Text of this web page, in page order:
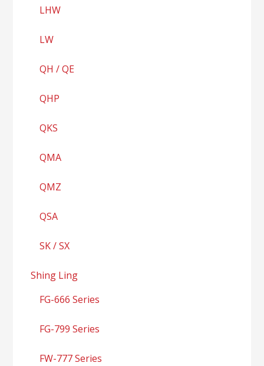
LHW
LW
QH / QE
QHP
QKS
QMA
QMZ
QSA
SK / SX
Shing Ling
FG-666 Series
FG-799 Series
FW-777 Series